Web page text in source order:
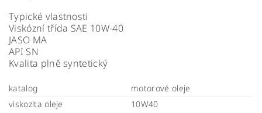
Typické vlastnosti
Viskózní třída SAE 10W-40
JASO MA
API SN
Kvalita plně syntetický
katalog
motorové oleje
viskozita oleje
10W40